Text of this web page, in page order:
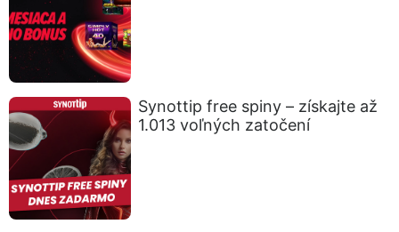
Synottip free spiny – získajte až
1.013 voľných zatočení